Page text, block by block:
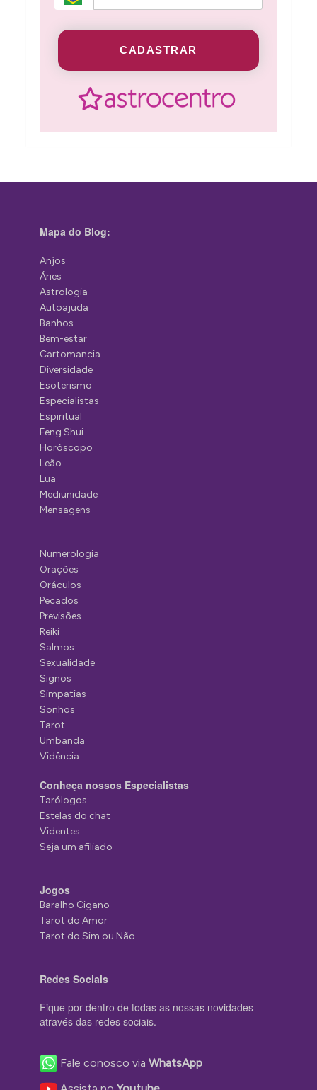
CADASTRAR
Mapa do Blog:
Anjos
Áries
Astrologia
Autoajuda
Banhos
Bem-estar
Cartomancia
Diversidade
Esoterismo
Especialistas
Espiritual
Feng Shui
Horóscopo
Leão
Lua
Mediunidade
Mensagens
Numerologia
Orações
Oráculos
Pecados
Previsões
Reiki
Salmos
Sexualidade
Signos
Simpatias
Sonhos
Tarot
Umbanda
Vidência
Conheça nossos Especialistas
Tarólogos
Estelas do chat
Videntes
Seja um afiliado
Jogos
Baralho Cigano
Tarot do Amor
Tarot do Sim ou Não
Redes Sociais
Fique por dentro de todas as nossas novidades
através das redes sociais.
Fale conosco viaWhatsApp